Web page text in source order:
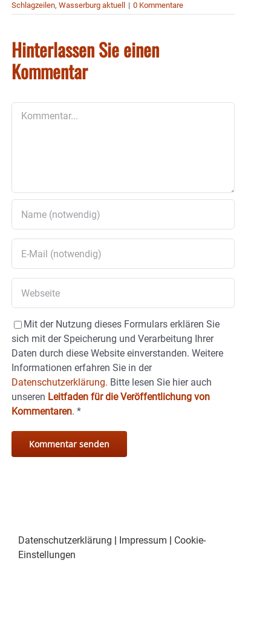
Schlagzeilen, Wasserburg aktuell | 0 Kommentare
Hinterlassen Sie einen
Kommentar
Mit der Nutzung dieses Formulars erklären Sie
sich mit der Speicherung und Verarbeitung Ihrer
Daten durch diese Website einverstanden. Weitere
Informationen erfahren Sie in der
Datenschutzerklärung. Bitte lesen Sie hier auch
unseren Leitfaden für die Veröffentlichung von
Kommentaren. *
Datenschutzerklärung | Impressum | Cookie-
Einstellungen